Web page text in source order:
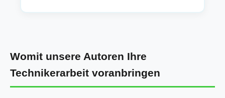
Womit unsere Autoren Ihre
Technikerarbeit voranbringen